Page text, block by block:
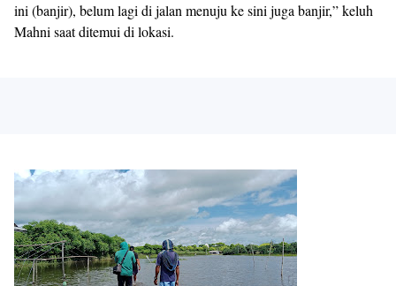
ini (banjir), belum lagi di jalan menuju ke sini juga banjir,” keluh
Mahni saat ditemui di lokasi.